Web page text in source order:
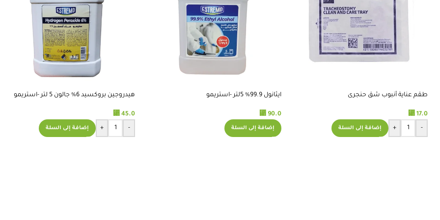
طقم عناية أنبوب شق حنجرى
⃁ 17.0
-
+ إضافة إلى السلة
ايثانول 99.9% 5لتر -استريمو
⃁ 90.0
إضافة إلى السلة
هيدروجين بروكسيد 6% جالون 5 لتر -استريمو
⃁ 45.0
-
+ إضافة إلى السلة